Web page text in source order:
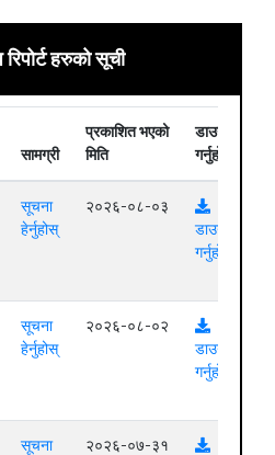
हरुको सूची
सामग्री
प्रकाशित भएको
मिति
डाउनलोड
गर्नुहोस्
सूचना
हेर्नुहोस्
२०२६-०८-०३
डाउनलोड
गर्नुहोस्
सूचना
हेर्नुहोस्
२०२६-०८-०२
डाउनलोड
गर्नुहोस्
सूचना
२०२६-०७-३१